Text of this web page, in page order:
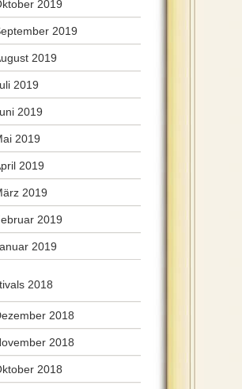
2019
2019
2019
2019
2019
2019
2019
2019
2019
2019
2018
2018
2018
2018